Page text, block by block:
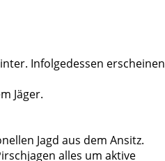
Infolgedessen erscheinen
Jäger.
Jagd aus dem Ansitz.
alles um aktive